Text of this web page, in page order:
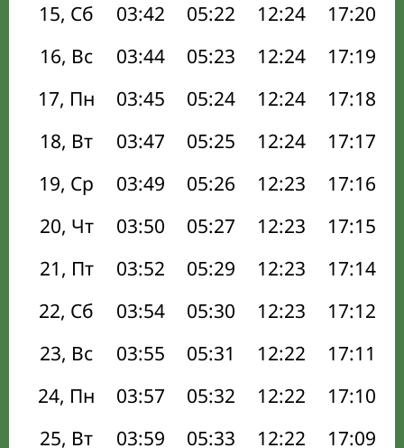
15, Сб
03:42 05:22 12:24 17:20
16, Вс
03:44 05:23 12:24 17:19
17, Пн
03:45 05:24 12:24 17:18
18, Вт
03:47 05:25 12:24 17:17
19, Ср
03:49 05:26 12:23 17:16
20, Чт
03:50 05:27 12:23 17:15
21, Пт
03:52 05:29 12:23 17:14
22, Сб
03:54 05:30 12:23 17:12
23, Вс
03:55 05:31 12:22 17:11
24, Пн
03:57 05:32 12:22 17:10
25, Вт
03:59 05:33 12:22 17:09